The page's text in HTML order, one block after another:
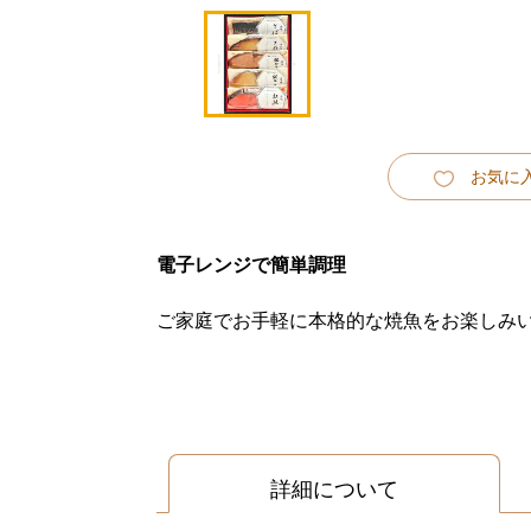
お気に
電子レンジで簡単調理
ご家庭でお手軽に本格的な焼魚をお楽しみ
詳細について